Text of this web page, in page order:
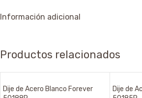
Información adicional
Productos relacionados
Dije de Acero Blanco Forever
Dije de